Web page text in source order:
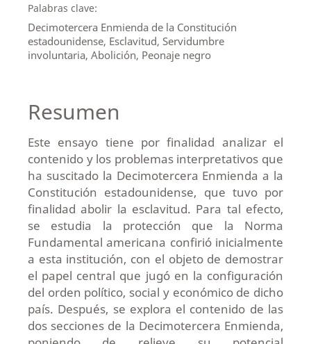
Palabras clave:
Decimotercera Enmienda de la Constitución
estadounidense, Esclavitud, Servidumbre
involuntaria, Abolición, Peonaje negro
Resumen
Este ensayo tiene por finalidad analizar el
contenido y los problemas interpretativos que
ha suscitado la Decimotercera Enmienda a la
Constitución estadounidense, que tuvo por
finalidad abolir la esclavitud. Para tal efecto,
se estudia la protección que la Norma
Fundamental americana confirió inicialmente
a esta institución, con el objeto de demostrar
el papel central que jugó en la configuración
del orden político, social y económico de dicho
país. Después, se explora el contenido de las
dos secciones de la Decimotercera Enmienda,